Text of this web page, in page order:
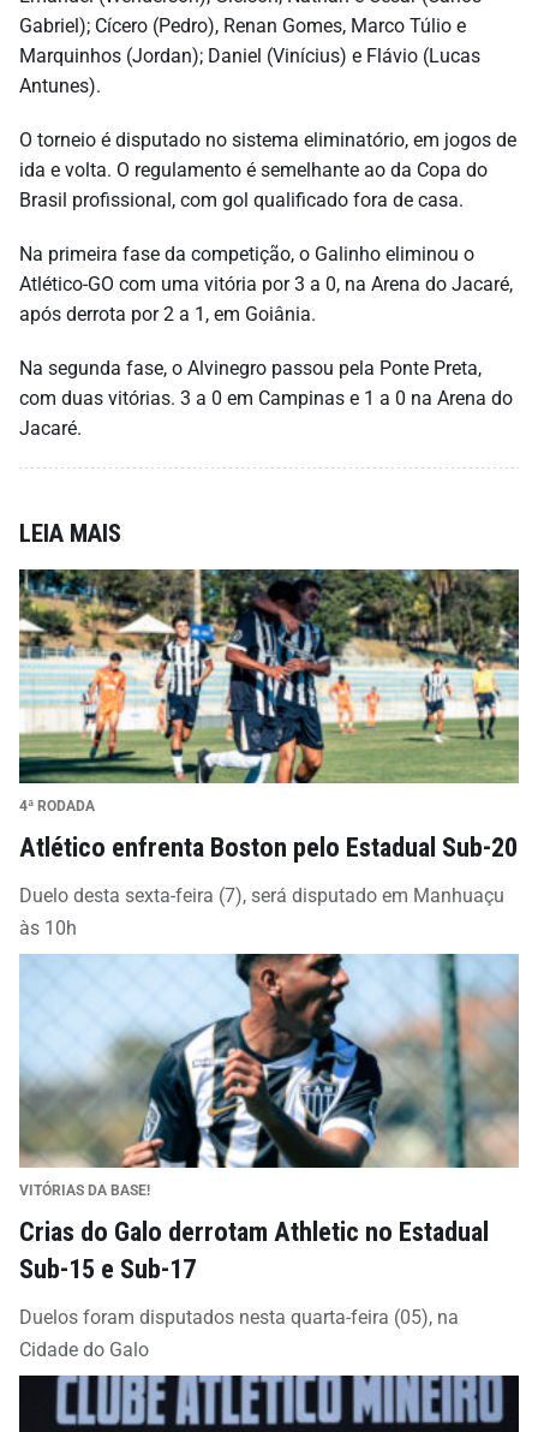
Gabriel); Cícero (Pedro), Renan Gomes, Marco Túlio e
Marquinhos (Jordan); Daniel (Vinícius) e Flávio (Lucas
Antunes).
O torneio é disputado no sistema eliminatório, em jogos de
ida e volta. O regulamento é semelhante ao da Copa do
Brasil profissional, com gol qualificado fora de casa.
Na primeira fase da competição, o Galinho eliminou o
Atlético-GO com uma vitória por 3 a 0, na Arena do Jacaré,
após derrota por 2 a 1, em Goiânia.
Na segunda fase, o Alvinegro passou pela Ponte Preta,
com duas vitórias. 3 a 0 em Campinas e 1 a 0 na Arena do
Jacaré.
LEIA MAIS
4ª RODADA
Atlético enfrenta Boston pelo Estadual Sub-20
Duelo desta sexta-feira (7), será disputado em Manhuaçu
às 10h
VITÓRIAS DA BASE!
Crias do Galo derrotam Athletic no Estadual
Sub-15 e Sub-17
Duelos foram disputados nesta quarta-feira (05), na
Cidade do Galo